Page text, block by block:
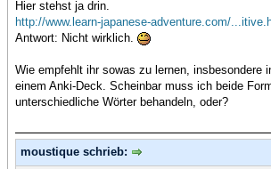
Hier stehst ja drin.
http://www.learn-japanese-adventure.com/
Antwort: Nicht wirklich.
Wie empfehlt ihr sowas zu lernen, insbesondere
einem Anki-Deck. Scheinbar muss ich beide
unterschiedliche Wörter behandeln, oder?
moustique schrieb: